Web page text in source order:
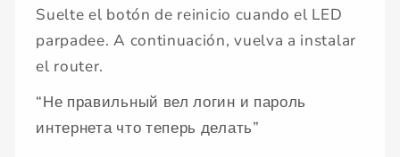
Suelte el botón de reinicio cuando el LED
parpadee. A continuación, vuelva a instalar
el router.
“Не правильный вел логин и пароль
интернета что теперь делать”